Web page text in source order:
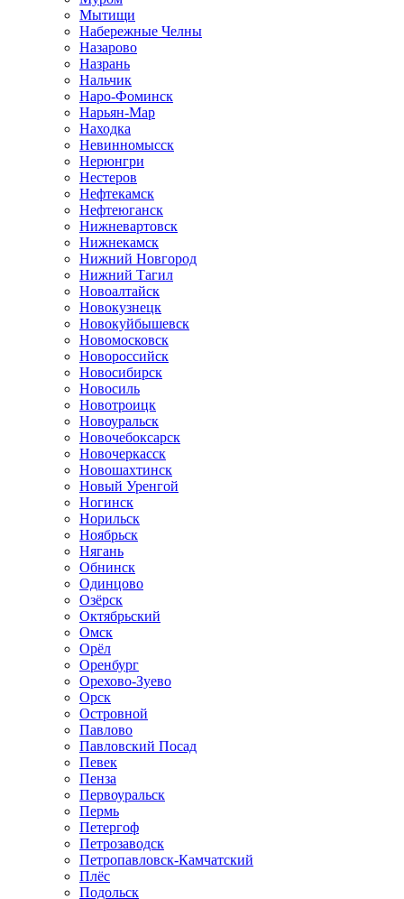
Мытищи
Набережные Челны
Назарово
Назрань
Нальчик
Наро-Фоминск
Нарьян-Мар
Находка
Невинномысск
Нерюнгри
Нестеров
Нефтекамск
Нефтеюганск
Нижневартовск
Нижнекамск
Нижний Новгород
Нижний Тагил
Новоалтайск
Новокузнецк
Новокуйбышевск
Новомосковск
Новороссийск
Новосибирск
Новосиль
Новотроицк
Новоуральск
Новочебоксарск
Новочеркасск
Новошахтинск
Новый Уренгой
Ногинск
Норильск
Ноябрьск
Нягань
Обнинск
Одинцово
Озёрск
Октябрьский
Омск
Орёл
Оренбург
Орехово-Зуево
Орск
Островной
Павлово
Павловский Посад
Певек
Пенза
Первоуральск
Пермь
Петергоф
Петрозаводск
Петропавловск-Камчатский
Плёс
Подольск